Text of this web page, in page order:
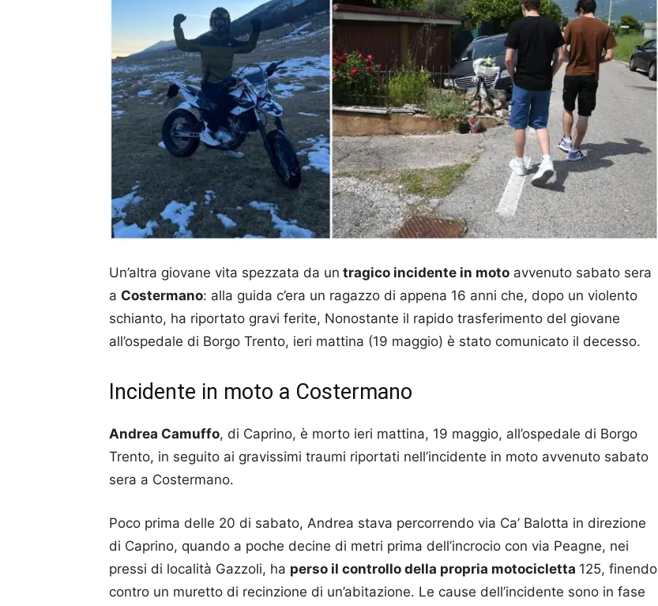
Un’altra giovane vita spezzata da un tragico incidente in moto avvenuto sabato sera
a Costermano: alla guida c’era un ragazzo di appena 16 anni che, dopo un violento
schianto, ha riportato gravi ferite, Nonostante il rapido trasferimento del giovane
all’ospedale di Borgo Trento, ieri mattina (19 maggio) è stato comunicato il decesso.
Incidente in moto a Costermano
Andrea Camuffo, di Caprino, è morto ieri mattina, 19 maggio, all’ospedale di Borgo
Trento, in seguito ai gravissimi traumi riportati nell’incidente in moto avvenuto sabato
sera a Costermano.
Poco prima delle 20 di sabato, Andrea stava percorrendo via Ca’ Balotta in direzione
di Caprino, quando a poche decine di metri prima dell’incrocio con via Peagne, nei
pressi di località Gazzoli, ha perso il controllo della propria motocicletta 125, finendo
contro un muretto di recinzione di un’abitazione. Le cause dell’incidente sono in fase